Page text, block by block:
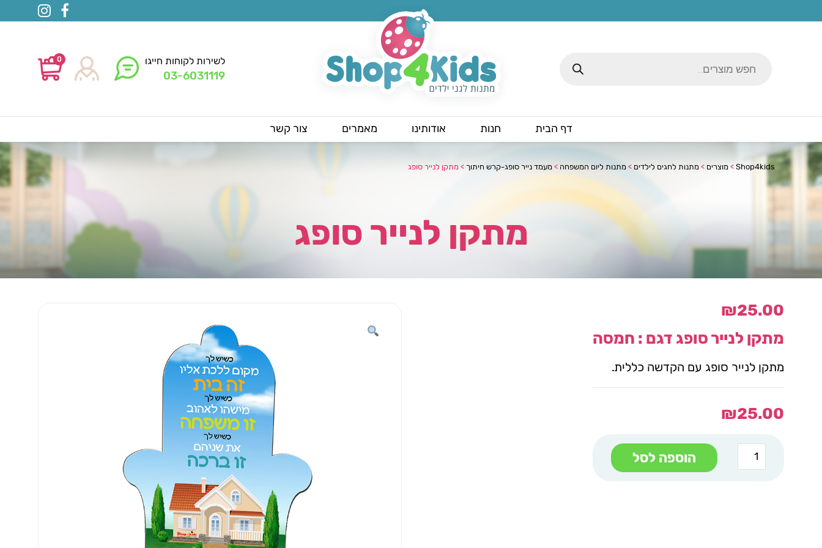
search
לשירות לקוחות חייגו
03-6031119
0
דף הבית חנות אודותינו מאמרים צור קשר
Shop4kids
> מוצרים > מתנות לחגים לילדים > מתנות ליום המשפחה > מעמד נייר סופג-קרש חיתוך > מתקן לנייר סופג
מתקן לנייר סופג
₪25.00
מתקן לנייר סופג דגם : חמסה
מתקן לנייר סופג עם הקדשה כללית.
₪25.00
כמות
של
מתקן
הוספה לסל